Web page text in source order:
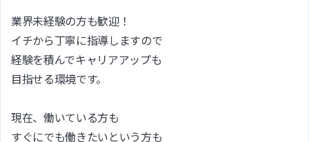
業界未経験の方も歓迎！
イチから丁寧に指導しますので
経験を積んでキャリアアップも
目指せる環境です。
現在、働いている方も
すぐにでも働きたいという方も